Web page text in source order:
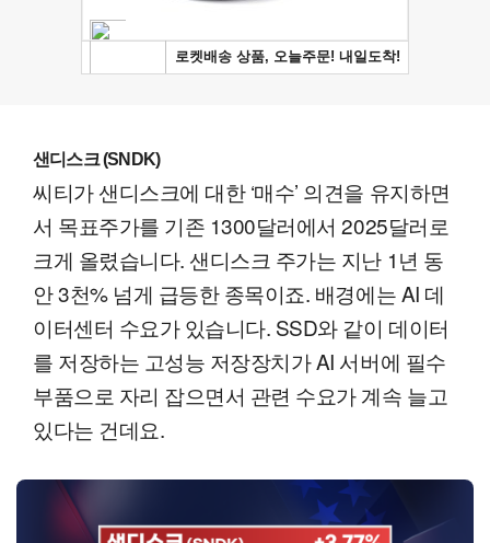
샌디스크 (SNDK)
씨티가 샌디스크에 대한 ‘매수’ 의견을 유지하면
서 목표주가를 기존 1300달러에서 2025달러로
크게 올렸습니다. 샌디스크 주가는 지난 1년 동
안 3천% 넘게 급등한 종목이죠. 배경에는 AI 데
이터센터 수요가 있습니다. SSD와 같이 데이터
를 저장하는 고성능 저장장치가 AI 서버에 필수
부품으로 자리 잡으면서 관련 수요가 계속 늘고
있다는 건데요.